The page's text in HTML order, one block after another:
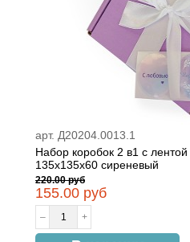
арт. Д20204.0013.1
Набор коробок 2 в1 с лентой
135х135х60 сиреневый
220.00 руб
155.00 руб
– +